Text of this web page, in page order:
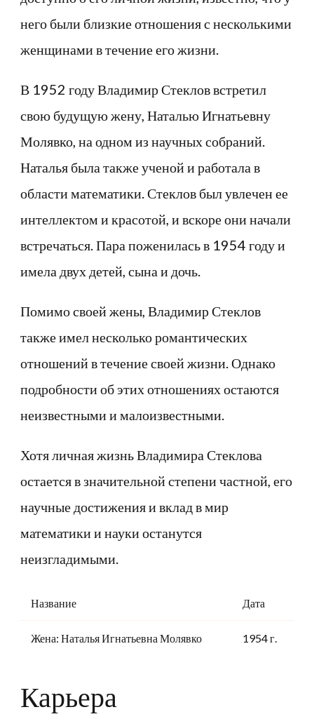
него были близкие отношения с несколькими
женщинами в течение его жизни.
В 1952 году Владимир Стеклов встретил
свою будущую жену, Наталью Игнатьевну
Молявко, на одном из научных собраний.
Наталья была также ученой и работала в
области математики. Стеклов был увлечен ее
интеллектом и красотой, и вскоре они начали
встречаться. Пара поженилась в 1954 году и
имела двух детей, сына и дочь.
Помимо своей жены, Владимир Стеклов
также имел несколько романтических
отношений в течение своей жизни. Однако
подробности об этих отношениях остаются
неизвестными и малоизвестными.
Хотя личная жизнь Владимира Стеклова
остается в значительной степени частной, его
научные достижения и вклад в мир
математики и науки останутся
неизгладимыми.
Название Дата
Жена: Наталья Игнатьевна Молявко 1954 г.
Карьера